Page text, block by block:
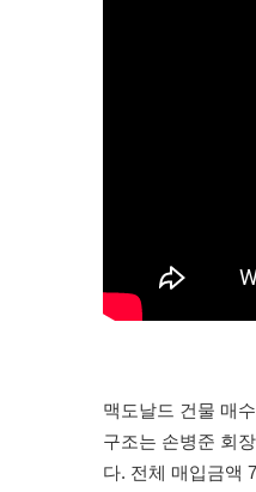
맥도날드 건물 매
구조는 손병준 회
다. 전체 매입금액